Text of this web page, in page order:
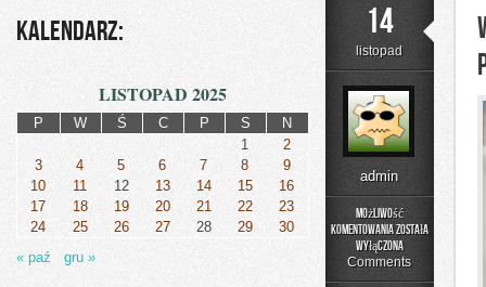
14
listopad
admin
Możliwość
komentowania
sposób
została
wyłączona
Comments
Kalendarz:
LISTOPAD 2025
P W Ś C P S
N
1
2
3
4 5 6 7 8
9
10
11 12 13 14 15
16
17
18 19 20 21 22
23
24
25 26 27 28 29
30
« paź
gru »